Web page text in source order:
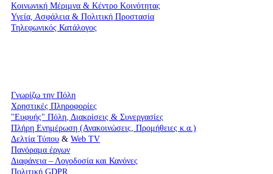
Kοινωνική Μέριμνα & Κέντρο Κοινότητας
Υγεία, Ασφάλεια & Πολιτική Προστασία
Τηλεφωνικός Κατάλογος
Γνωρίζω την Πόλη
Χρηστικές Πληροφορίες
"Ευφυής" Πόλη, Διακρίσεις & Συνεργασίες
Πλήρη Ενημέρωση (Ανακοινώσεις, Προμήθειες κ.α.)
Δελτία Τύπου & Web TV
Πανόραμα έργων
Διαφάνεια – Λογοδοσία και Κανόνες
Πολιτική GDPR